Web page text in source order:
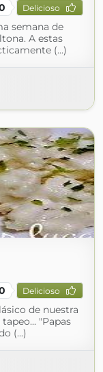
Delicioso
semana de
A estas
(...)
Delicioso
de nuestra
"Papas
(...)